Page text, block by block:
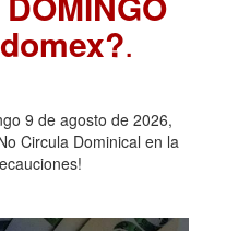
.
9 de agosto de 2026,
Circula Dominical en la